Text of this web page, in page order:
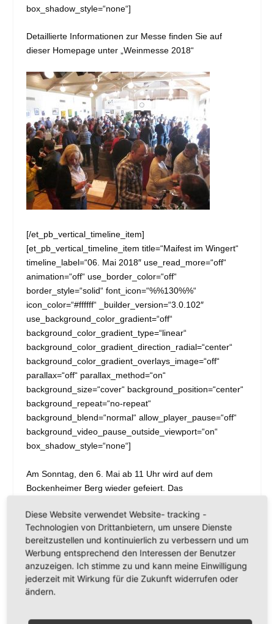
box_shadow_style=“none“]
Detaillierte Informationen zur Messe finden Sie auf
dieser Homepage unter „Weinmesse 2018“
[/et_pb_vertical_timeline_item]
[et_pb_vertical_timeline_item title=“Maifest im Wingert“
timeline_label=“06. Mai 2018″ use_read_more=“off“
animation=“off“ use_border_color=“off“
border_style=“solid“ font_icon=“%%130%%“
icon_color=“#ffffff“ _builder_version=“3.0.102″
use_background_color_gradient=“off“
background_color_gradient_type=“linear“
background_color_gradient_direction_radial=“center“
background_color_gradient_overlays_image=“off“
parallax=“off“ parallax_method=“on“
background_size=“cover“ background_position=“center“
background_repeat=“no-repeat“
background_blend=“normal“ allow_player_pause=“off“
background_video_pause_outside_viewport=“on“
box_shadow_style=“none“]
Am Sonntag, den 6. Mai ab 11 Uhr wird auf dem
Bockenheimer Berg wieder gefeiert. Das
inzwischen zu einer Bockenheimer Institution geworden
und erfreut sich grosser Beliebtheit. Eingeladen sind
nicht nur die Rebenpaten, das Fest ist für alle Liebhaber
des Bockenheimer Weines und leckerer Speisen
gedacht.
Diese Website verwendet Website- tracking -
Technologien von Drittanbietern, um unsere Dienste
bereitzustellen und kontinuierlich zu verbessern und um
Werbung entsprechend den Interessen der Benutzer
anzuzeigen. Ich stimme zu und kann meine Einwilligung
jederzeit mit Wirkung für die Zukunft widerrufen oder
ändern.